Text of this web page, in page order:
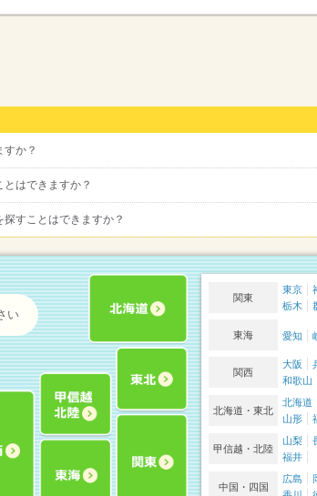
か？
はできますか？
すことはできますか？
い
関東
東京
栃木
東海 愛知
関西
大阪
和歌山
北海道・東北
北海道
山形
甲信越・北陸
山梨
福井
中国・四国
広島